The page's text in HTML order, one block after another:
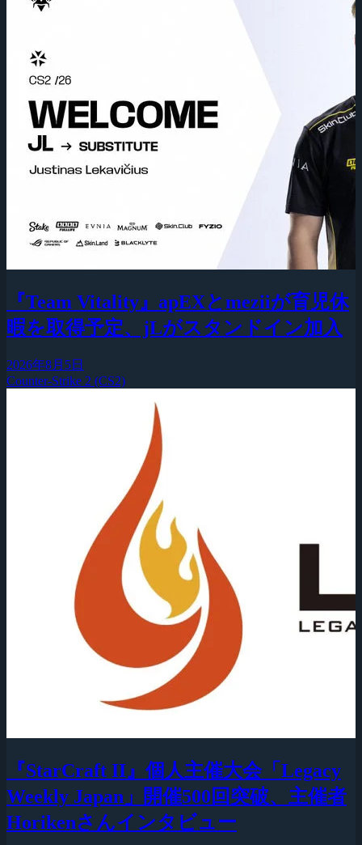
『Team Vitality』apEXとmeziiが育児休
暇を取得予定、jLがスタンドイン加入
2026年8月5日
Counter-Strike 2 (CS2)
『StarCraft II』個人主催大会「Legacy
Weekly Japan」開催500回突破、主催者
Horikenさんインタビュー